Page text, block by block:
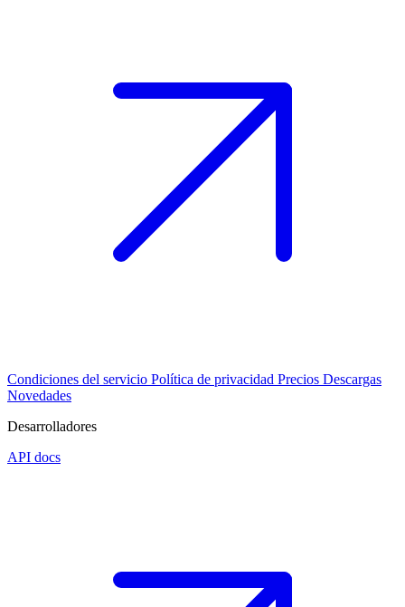
Condiciones del servicio Política de privacidad Precios Descargas
Novedades
Desarrolladores
API docs